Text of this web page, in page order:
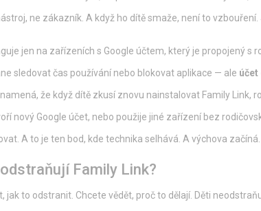
ne zákazník. A když ho dítě smaže, není to vzbouření.
jen na zařízeních s Google účtem, který je propojený s
sledovat čas používání nebo blokovat aplikace — ale účet
že když dítě zkusí znovu nainstalovat Family Link,
nový Google účet, nebo použije jiné zařízení bez
A to je ten bod, kde technika selhává. A výchova začíná.
Family Link?
jak to odstranit. Chcete vědět, proč to dělají. Děti